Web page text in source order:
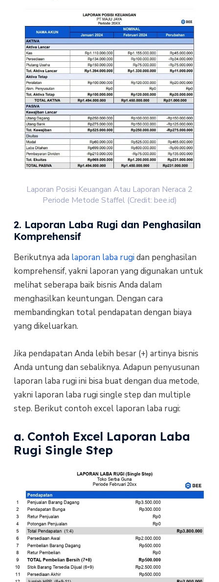
Laporan Posisi Keuangan Atau Laporan Neraca 2
Periode Metode Staffel (Credit: bee.id)
2. Laporan Laba Rugi dan Penghasilan
Komprehensif
Berikutnya ada laporan laba rugidan penghasilan
komprehensif, yakni laporan yang digunakan untuk
melihat seberapa baik bisnis Anda dalam
menghasilkan keuntungan. Dengan cara
membandingkan total pendapatan dengan biaya
yang dikeluarkan.
Jika pendapatan Anda lebih besar (+) artinya bisnis
Anda untung dan sebaliknya. Adapun penyusunan
laporan laba rugi ini bisa buat dengan dua metode,
yakni laporan laba rugi single step dan multiple
step. Berikut contoh excel laporan laba rugi:
a. Contoh Excel Laporan Laba
Rugi Single Step